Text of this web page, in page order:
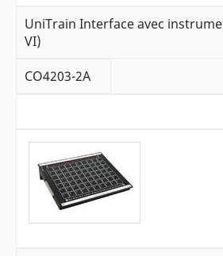
UniTrain Interface avec
VI)
CO4203-2A